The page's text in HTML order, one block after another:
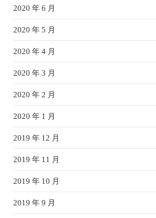
2020 年 6 月
2020 年 5 月
2020 年 4 月
2020 年 3 月
2020 年 2 月
2020 年 1 月
2019 年 12 月
2019 年 11 月
2019 年 10 月
2019 年 9 月